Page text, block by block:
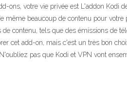
ons, votre vie privée est L'addon Kodi
beaucoup de contenu pour votre
contenu, tels que des émissions de
cet add-on, mais c'est un très bon
pas que Kodi et VPN vont